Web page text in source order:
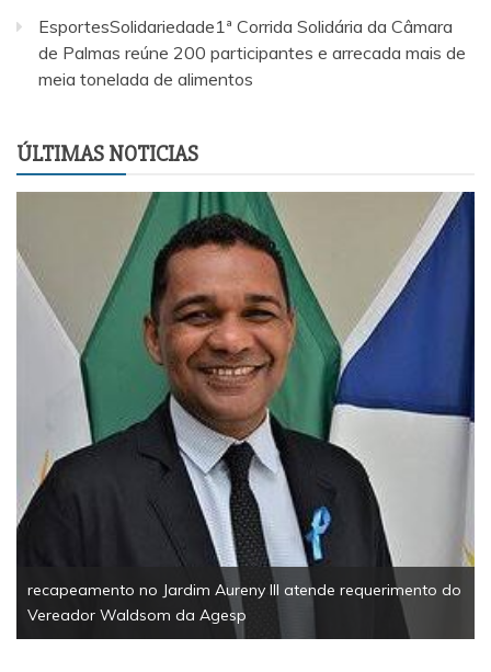
EsportesSolidariedade1ª Corrida Solidária da Câmara
de Palmas reúne 200 participantes e arrecada mais de
meia tonelada de alimentos
ÚLTIMAS NOTICIAS
recapeamento no Jardim Aureny III atende requerimento do
Vereador Waldsom da Agesp